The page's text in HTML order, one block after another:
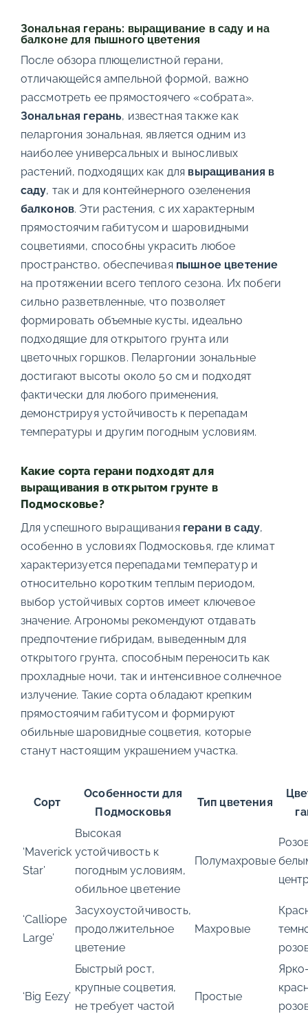
Зональная герань: выращивание в саду и на
балконе для пышного цветения
После обзора плющелистной герани,
отличающейся ампельной формой, важно
рассмотреть ее прямостоячего «собрата».
Зональная герань, известная также как
пеларгония зональная, является одним из
наиболее универсальных и выносливых
растений, подходящих как для выращивания в
саду, так и для контейнерного озеленения
балконов. Эти растения, с их характерным
прямостоячим габитусом и шаровидными
соцветиями, способны украсить любое
пространство, обеспечивая пышное цветение
на протяжении всего теплого сезона. Их побеги
сильно разветвленные, что позволяет
формировать объемные кусты, идеально
подходящие для открытого грунта или
цветочных горшков. Пеларгонии зональные
достигают высоты около 50 см и подходят
фактически для любого применения,
демонстрируя устойчивость к перепадам
температуры и другим погодным условиям.
Какие сорта герани подходят для
выращивания в открытом грунте в
Подмосковье?
Для успешного выращивания герани в саду,
особенно в условиях Подмосковья, где климат
характеризуется перепадами температур и
относительно коротким теплым периодом,
выбор устойчивых сортов имеет ключевое
значение. Агрономы рекомендуют отдавать
предпочтение гибридам, выведенным для
открытого грунта, способным переносить как
прохладные ночи, так и интенсивное солнечное
излучение. Такие сорта обладают крепким
прямостоячим габитусом и формируют
обильные шаровидные соцветия, которые
станут настоящим украшением участка.
Сорт
Особенности для
Подмосковья
Тип цветения
‘Maverick
Star’
Высокая
устойчивость к
погодным условиям,
обильное цветение
Полумахровые
‘Calliope
Large’
Засухоустойчивость,
продолжительное
цветение
Махровые
‘Big Eezy’
Быстрый рост,
крупные соцветия,
не требует частой
Простые